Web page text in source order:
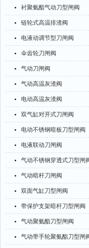
衬聚氨酯气动刀型闸阀
链轮式高温排渣阀
电液动调节型刀闸阀
伞齿轮刀闸阀
气动刀闸阀
气动高温灰渣阀
电动高温灰渣阀
双气缸对开式刀闸阀
电动不锈钢暗板刀型闸阀
电液联动刀闸阀
气动不锈钢穿透式刀型闸
气动暗杆刀闸阀
双面气缸刀型闸阀
带保护支架暗杆刀型闸阀
气动聚氨酯刀型闸阀
气动带手轮聚氨酯刀型闸